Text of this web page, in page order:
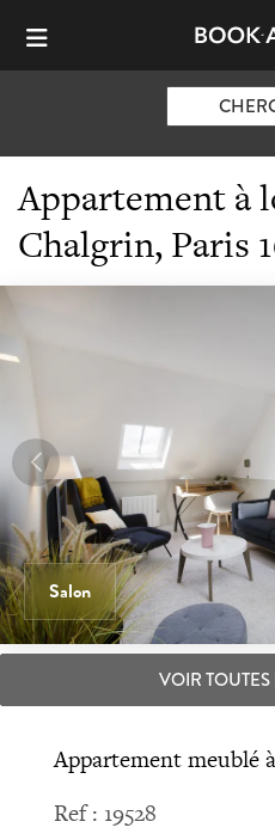
Appartement à
Chalgrin, Paris
Salon
VOIR
Appartement meublé
Ref : 19528